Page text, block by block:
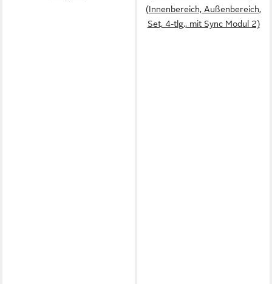
(Innenbereich, Außenbereich,
Set, 4-tlg., mit Sync Modul 2)